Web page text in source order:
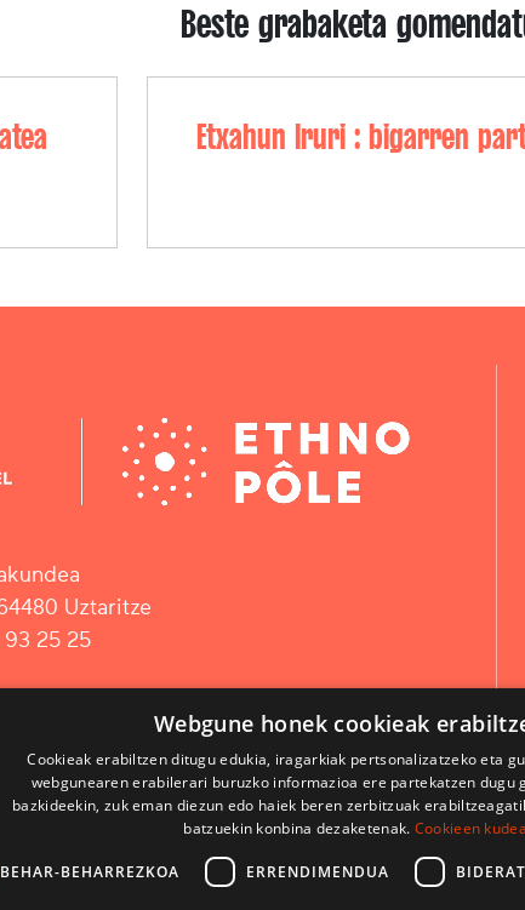
Beste grabaketa
Etxahun Iruri : bigarren
Uztaritze
25 25
Webgune honek cookieak
Cookieak erabiltzen ditugu edukia, iragarkiak pertsonalizatzeko eta
webgunearen erabilerari buruzko informazioa ere partekatzen dugu
bazkideekin, zuk eman diezun edo haiek beren zerbitzuak
batzuekin konbina dezaketenak. Cookieen
BEHAR-BEHARREZKOA ERRENDIMENDUA